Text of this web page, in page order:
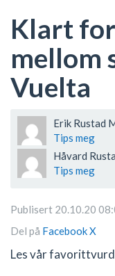
Klart
mellom
Vuelta
Erik Rustad
Tips meg
Håvard
Tips meg
Publisert 20.10.20
Del på FacebookX
Les vår